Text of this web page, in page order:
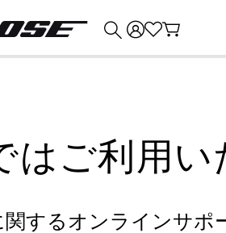
はご利用
するオンラインサポ